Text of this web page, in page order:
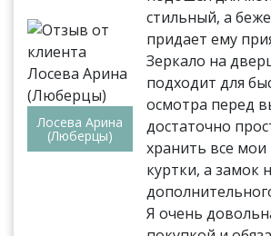
Лосева Арина
(Люберцы)
стильный, а
придает ему
Зеркало на
подходит для
осмотра перед
достаточно
хранить все мои
куртки, а замок
Я очень